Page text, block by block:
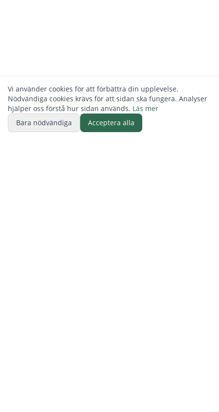
Vi använder cookies för att förbättra din upplevelse.
Nödvändiga cookies krävs för att sidan ska fungera. Analyser
hjälper oss förstå hur sidan används. Läs mer
Bara nödvändiga
Acceptera alla